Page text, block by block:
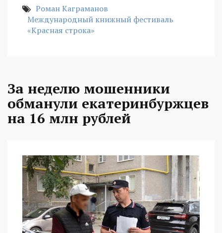
Роман Каграманов
Международный книжный фестиваль
«Красная строка»
За неделю мошенники
обманули екатеринбуржцев
на 16 млн рублей